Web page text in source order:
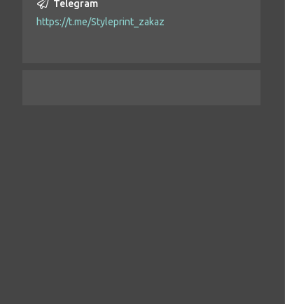
https://t.me/Styleprint_zakaz